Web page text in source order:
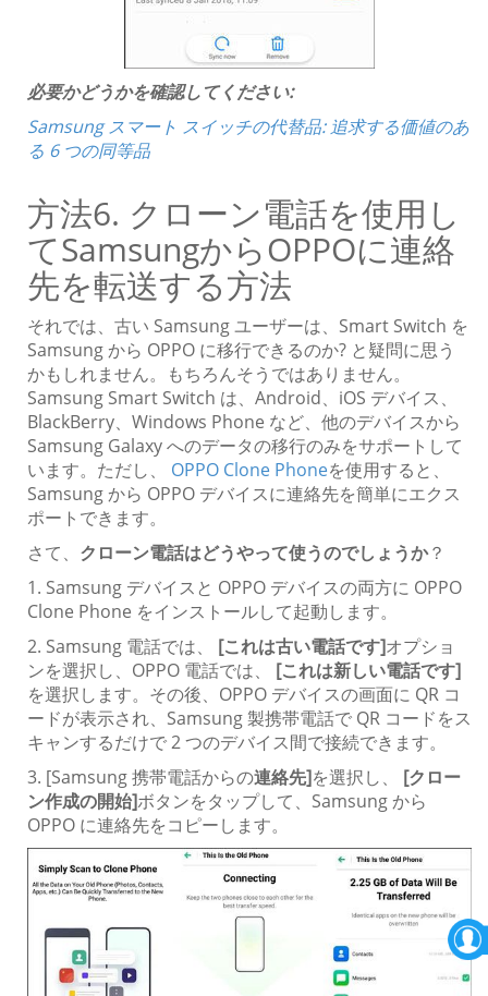
必要かどうかを確認してください:
Samsung スマート スイッチの代替品: 追求する価値のあ
る 6 つの同等品
方法6. クローン電話を使用し
てSamsungからOPPOに連絡
先を転送する方法
それでは、古い Samsung ユーザーは、Smart Switch を
Samsung から OPPO に移行できるのか? と疑問に思う
かもしれません。もちろんそうではありません。
Samsung Smart Switch は、Android、iOS デバイス、
BlackBerry、Windows Phone など、他のデバイスから
Samsung Galaxy へのデータの移行のみをサポートして
います。ただし、 OPPO Clone Phoneを使用すると、
Samsung から OPPO デバイスに連絡先を簡単にエクス
ポートできます。
さて、 クローン電話はどうやって使うのでしょうか？
1. Samsung デバイスと OPPO デバイスの両方に OPPO
Clone Phone をインストールして起動します。
2. Samsung 電話では、 [これは古い電話です]オプショ
ンを選択し、OPPO 電話では、 [これは新しい電話です]
を選択します。その後、OPPO デバイスの画面に QR コ
ードが表示され、Samsung 製携帯電話で QR コードをス
キャンするだけで 2 つのデバイス間で接続できます。
3. [Samsung 携帯電話からの連絡先]を選択し、 [クロー
ン作成の開始]ボタンをタップして、Samsung から
OPPO に連絡先をコピーします。